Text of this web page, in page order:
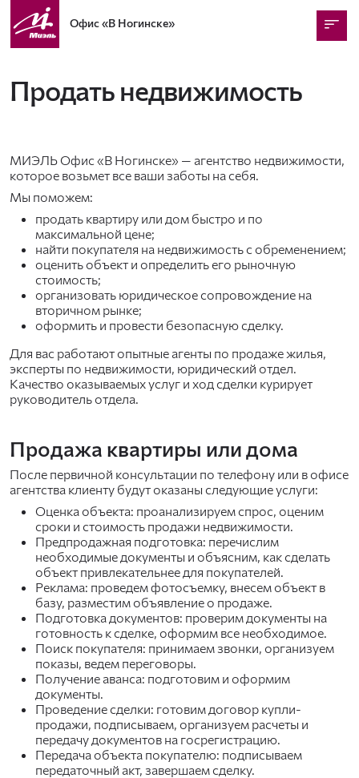
Офис«В Ногинске»
Продать недвижимость
МИЭЛЬ Офис «В Ногинске» — агентство недвижимости,
которое возьмет все ваши заботы на себя.
Мы поможем:
продать квартиру или дом быстро и по
максимальной цене;
найти покупателя на недвижимость с обременением;
оценить объект и определить его рыночную
стоимость;
организовать юридическое сопровождение на
вторичном рынке;
оформить и провести безопасную сделку.
Для вас работают опытные агенты по продаже жилья,
эксперты по недвижимости, юридический отдел.
Качество оказываемых услуг и ход сделки курирует
руководитель отдела.
Продажа квартиры или дома
После первичной консультации по телефону или в офисе
агентства клиенту будут оказаны следующие услуги:
Оценка объекта: проанализируем спрос, оценим
сроки и стоимость продажи недвижимости.
Предпродажная подготовка: перечислим
необходимые документы и объясним, как сделать
объект привлекательнее для покупателей.
Реклама: проведем фотосъемку, внесем объект в
базу, разместим объявление о продаже.
Подготовка документов: проверим документы на
готовность к сделке, оформим все необходимое.
Поиск покупателя: принимаем звонки, организуем
показы, ведем переговоры.
Получение аванса: подготовим и оформим
документы.
Проведение сделки: готовим договор купли-
продажи, подписываем, организуем расчеты и
передачу документов на госрегистрацию.
Передача объекта покупателю: подписываем
передаточный акт, завершаем сделку.